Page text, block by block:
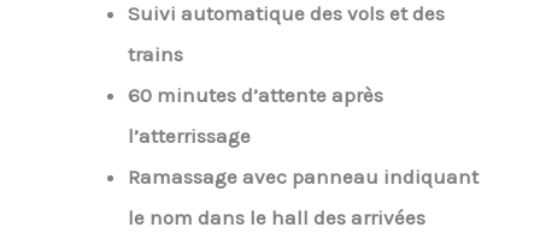
Suivi automatique des vols et des
trains
60 minutes d’attente après
l’atterrissage
Ramassage avec panneau indiquant
le nom dans le hall des arrivées